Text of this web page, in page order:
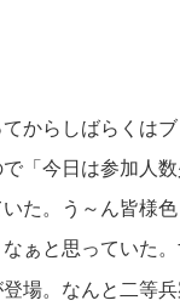
からしばらくは
「今日は参加人数
た。う～ん皆様色
ぁと思っていた。
場。なんと二等